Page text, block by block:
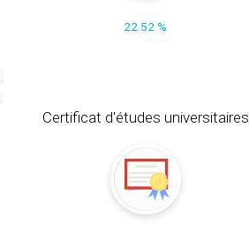
22.52 %
Certificat d'études universitaires